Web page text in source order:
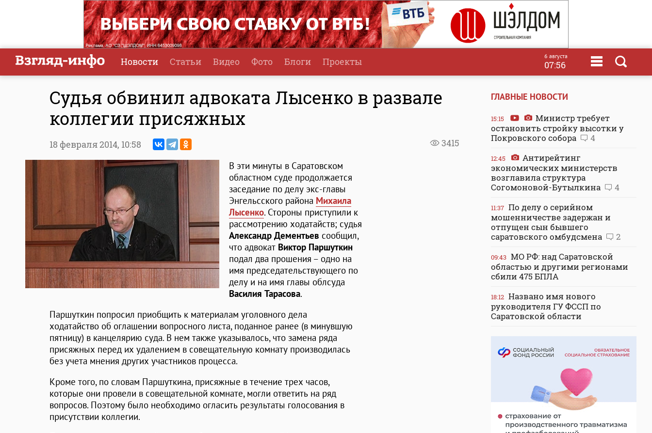
Новости Статьи Видео Фото Блоги Проекты 6 августа
07:56
Судья обвинил адвоката Лысенко в развале
коллегии присяжных
3415
18 февраля 2014, 10:58
В эти минуты в Саратовском
областном суде продолжается
заседание по делу экс-главы
Энгельсского района Михаила
Лысенко. Стороны приступили к
рассмотрению ходатайств; судья
Александр Дементьев сообщил,
что адвокат Виктор Паршуткин
подал два прошения – одно на
имя председательствующего по
делу и на имя главы облсуда
Василия Тарасова.
Паршуткин попросил приобщить к материалам уголовного дела
ходатайство об оглашении вопросного листа, поданное ранее (в минувшую
пятницу) в канцелярию суда. В нем также указывалось, что замена ряда
присяжных перед их удалением в совещательную комнату производилась
без учета мнения других участников процесса.
Кроме того, по словам Паршуткина, присяжные в течение трех часов,
которые они провели в совещательной комнате, могли ответить на ряд
вопросов. Поэтому было необходимо огласить результаты голосования в
присутствии коллегии.
ГЛАВНЫЕ НОВОСТИ
15:15
Министр требует
остановить стройку высотки у
Покровского собора
4
12:45
Антирейтинг
экономических министерств
возглавила структура
Согомоновой-Бутылкина
4
11:37 По делу о серийном
мошенничестве задержан и
отпущен сын бывшего
саратовского омбудсмена
2
09:43 МО РФ: над Саратовской
областью и другими регионами
сбили 475 БПЛА
18:12 Названо имя нового
руководителя ГУ ФССП по
Саратовской области